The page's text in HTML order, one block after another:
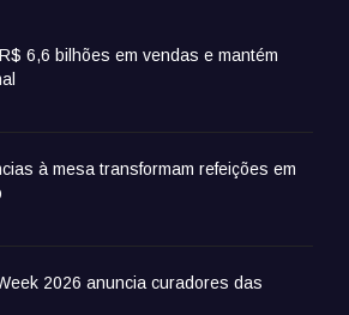
6,6 bilhões em vendas e mantém
à mesa transformam refeições em
2026 anuncia curadores das